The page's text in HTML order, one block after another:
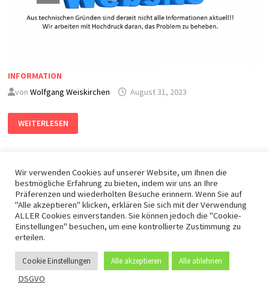
INFORMATION
von Wolfgang Weiskirchen August 31, 2023
WEITERLESEN
DSGVO - Mit Stolz präsentiert vonWordPressundBam.
Wir verwenden Cookies auf unserer Website, um Ihnen die
bestmögliche Erfahrung zu bieten, indem wir uns an Ihre
Präferenzen und wiederholten Besuche erinnern. Wenn Sie auf
"Alle akzeptieren" klicken, erklären Sie sich mit der Verwendung
ALLER Cookies einverstanden. Sie können jedoch die "Cookie-
Einstellungen" besuchen, um eine kontrollierte Zustimmung zu
erteilen.
Cookie Einstellungen Alle akzeptieren Alle ablehnen
DSGVO